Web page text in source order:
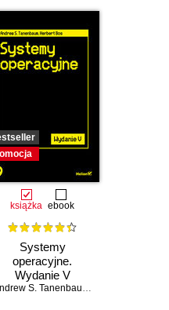
książka ebook
Systemy
operacyjne.
Wydanie V
Andrew S. Tanenbaum,